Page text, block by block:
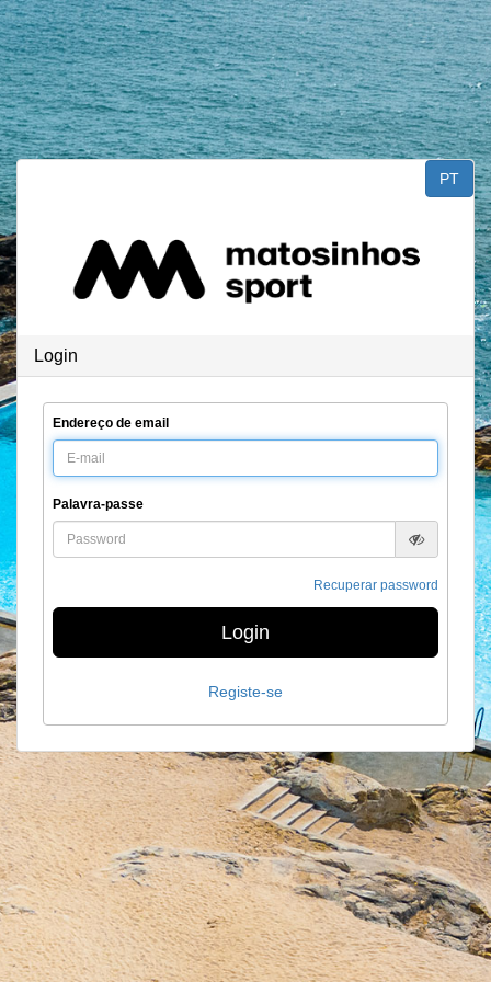
Saltar para o conteúdo
PT
Login
Endereço de email
Palavra-passe
Recuperar password
Login
Registe-se